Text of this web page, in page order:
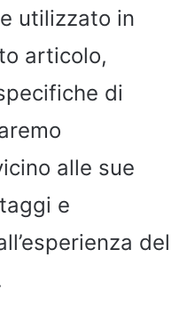
utilizzato in
articolo,
di
alle sue
e
del